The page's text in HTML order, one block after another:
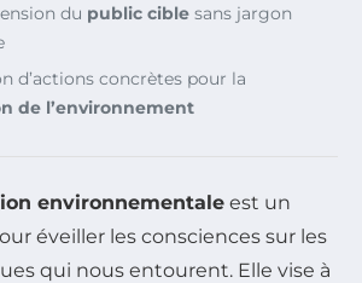
du public cible sans jargon
d’actions concrètes pour la
de l’environnement
environnementale est un
éveiller les consciences sur les
qui nous entourent. Elle vise à